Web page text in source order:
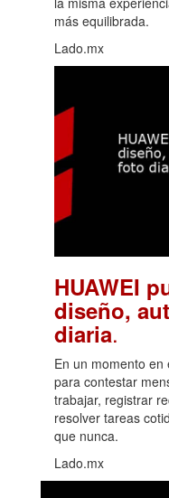
más equilibrada.
Lado.mx
HUAWEI
diseño,
diaria.
En un momento en
para contestar
trabajar, registrar
resolver tareas
que nunca.
Lado.mx